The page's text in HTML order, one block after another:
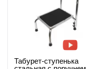
Табурет-ступенька